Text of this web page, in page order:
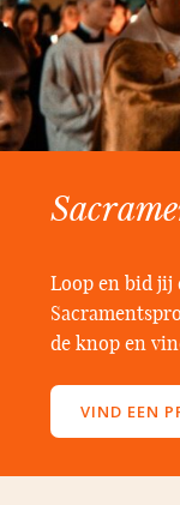
Loop en bid jij
de knop en
VIND EEN